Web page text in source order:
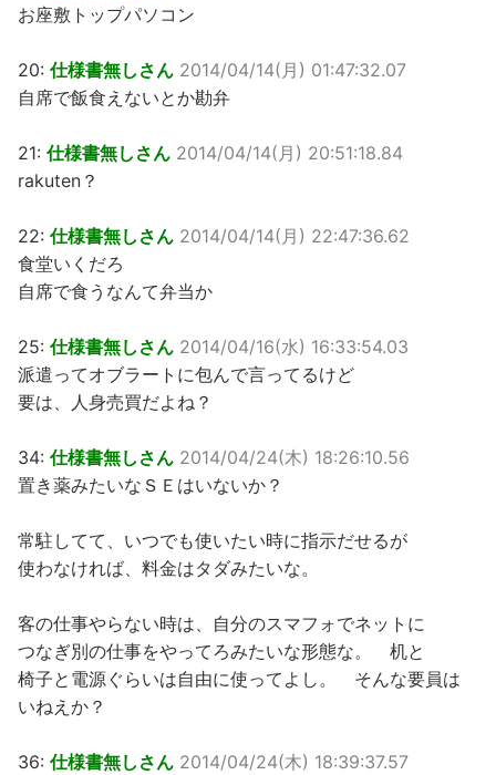
お座敷トップパソコン
20: 仕様書無しさん 2014/04/14(月) 01:47:32.07
自席で飯食えないとか勘弁
21: 仕様書無しさん 2014/04/14(月) 20:51:18.84
rakuten？
22: 仕様書無しさん 2014/04/14(月) 22:47:36.62
食堂いくだろ
自席で食うなんて弁当か
25: 仕様書無しさん 2014/04/16(水) 16:33:54.03
派遣ってオブラートに包んで言ってるけど
要は、人身売買だよね？
34: 仕様書無しさん 2014/04/24(木) 18:26:10.56
置き薬みたいなＳＥはいないか？
常駐してて、いつでも使いたい時に指示だせるが
使わなければ、料金はタダみたいな。
客の仕事やらない時は、自分のスマフォでネットに
つなぎ別の仕事をやってろみたいな形態な。 机と
椅子と電源ぐらいは自由に使ってよし。 そんな要員は
いねえか？
36: 仕様書無しさん 2014/04/24(木) 18:39:37.57